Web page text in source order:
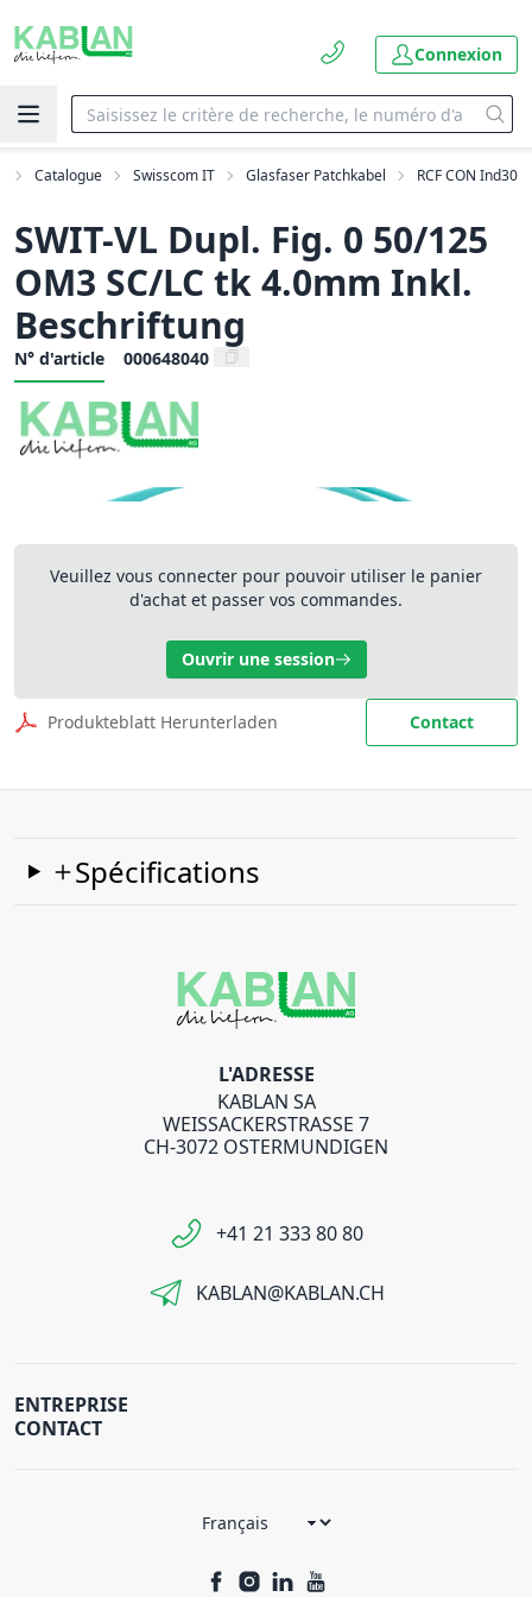
Connexion
Catalogue Swisscom IT Glasfaser Patchkabel RCF CON Ind30
SWIT-VL Dupl. Fig. 0 50/125
OM3 SC/LC tk 4.0mm Inkl.
Beschriftung
N° d'article 000648040
Veuillez vous connecter pour pouvoir utiliser le panier
d'achat et passer vos commandes.
Ouvrir une session
Produkteblatt Herunterladen Contact
Spécifications
L'ADRESSE
KABLAN SA
WEISSACKERSTRASSE 7
CH-3072 OSTERMUNDIGEN
+41 21 333 80 80
KABLAN@KABLAN.CH
ENTREPRISE
CONTACT